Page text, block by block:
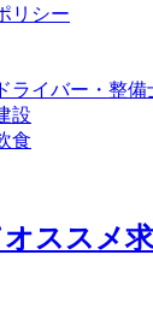
リシー
ライバー・整備
設
食
ススメ